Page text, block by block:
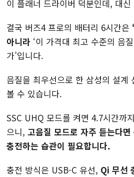
이 플래너 드라이버 덕분인데, 대
결국 버즈4 프로의 배터리 6시간은
아니라 ‘이 가격대 최고 수준의 음
가’입니다.
음질을 최우선으로 한 삼성의 설계
볼 수 있습니다.
SSC UHQ 모드를 켜면 4.7시간까
으니, 고음질 모드로 자주 듣는다
충전하는 습관이 필요합니다.
충전 방식은 USB-C 유선, Qi 무선